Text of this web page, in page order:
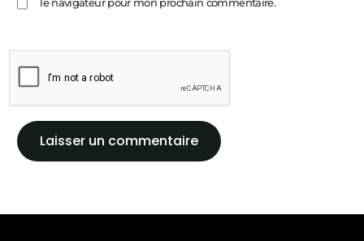
le navigateur pour mon prochain commentaire.